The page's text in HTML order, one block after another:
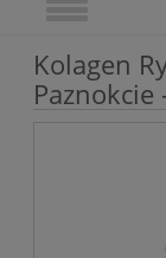
Kolagen
Paznokcie